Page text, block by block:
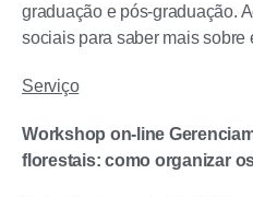
graduação e pós-graduação.
sociais para saber mais sobre
Serviço
Workshop on-line
florestais: como organizar